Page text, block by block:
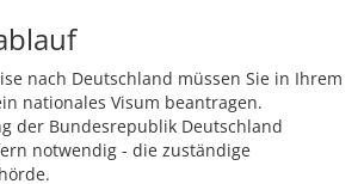
nach Deutschland müssen Sie in Ihrem
nationales Visum beantragen.
der Bundesrepublik Deutschland
notwendig - die zuständige